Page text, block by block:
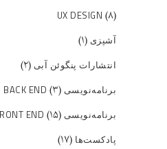
UX DESIGN (۸)
آشپزی (۱)
انتشارات پنگوئن آبی (۲)
برنامه‌نویسی BACK END (۳)
برنامه‌نویسی FRONT END (۱۵)
پادکست‌ها (۱۷)